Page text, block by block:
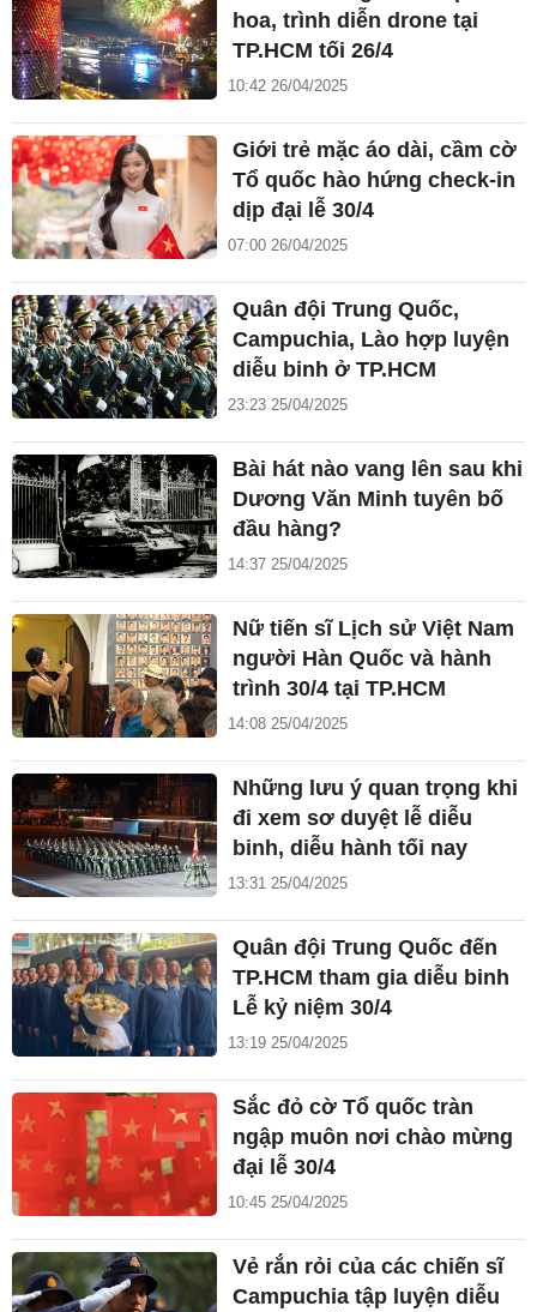
hoa, trình diễn drone tại
TP.HCM tối 26/4
10:42 26/04/2025
Giới trẻ mặc áo dài, cầm cờ
Tổ quốc hào hứng check-in
dịp đại lễ 30/4
07:00 26/04/2025
Quân đội Trung Quốc,
Campuchia, Lào hợp luyện
diễu binh ở TP.HCM
23:23 25/04/2025
Bài hát nào vang lên sau khi
Dương Văn Minh tuyên bố
đầu hàng?
14:37 25/04/2025
Nữ tiến sĩ Lịch sử Việt Nam
người Hàn Quốc và hành
trình 30/4 tại TP.HCM
14:08 25/04/2025
Những lưu ý quan trọng khi
đi xem sơ duyệt lễ diễu
binh, diễu hành tối nay
13:31 25/04/2025
Quân đội Trung Quốc đến
TP.HCM tham gia diễu binh
Lễ kỷ niệm 30/4
13:19 25/04/2025
Sắc đỏ cờ Tổ quốc tràn
ngập muôn nơi chào mừng
đại lễ 30/4
10:45 25/04/2025
Vẻ rắn rỏi của các chiến sĩ
Campuchia tập luyện diễu